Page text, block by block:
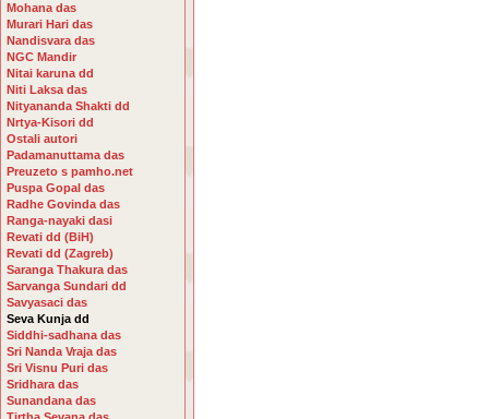
Mohana das
Murari Hari das
Nandisvara das
NGC Mandir
Nitai karuna dd
Niti Laksa das
Nityananda Shakti dd
Nrtya-Kisori dd
Ostali autori
Padamanuttama das
Preuzeto s pamho.net
Puspa Gopal das
Radhe Govinda das
Ranga-nayaki dasi
Revati dd (BiH)
Revati dd (Zagreb)
Saranga Thakura das
Sarvanga Sundari dd
Savyasaci das
Seva Kunja dd
Siddhi-sadhana das
Sri Nanda Vraja das
Sri Visnu Puri das
Sridhara das
Sunandana das